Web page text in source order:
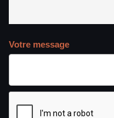
Votre message